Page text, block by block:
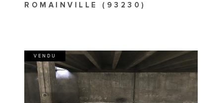
ROMAINVILLE (93230)
VENDU